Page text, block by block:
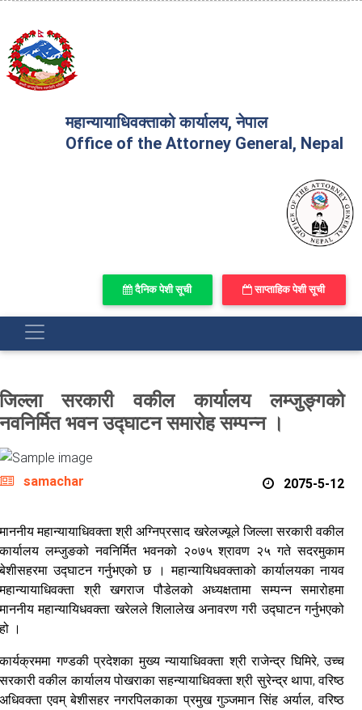
महान्यायाधिवक्ताको कार्यालय, नेपाल
Office of the Attorney General, Nepal
दैनिक पेशी सूची साप्ताहिक पेशी सूची
जिल्ला सरकारी वकील कार्यालय लम्जुङ्गको
नवनिर्मित भवन उद्घाटन समारोह सम्पन्न ।
samachar 2075-5-12
माननीय महान्यायाधिवक्ता श्री अग्निप्रसाद खरेलज्यूले जिल्ला सरकारी वकील
कार्यालय लम्जुङको नवनिर्मित भवनको २०७५ श्रावण २५ गते सदरमुकाम
बेशीसहरमा उद्घाटन गर्नुभएको छ । महान्यायिधवक्ताको कार्यालयका नायव
महान्यायाधिवक्ता श्री खगराज पौडेलको अध्यक्षतामा सम्पन्न समारोहमा
माननीय महान्यायिधवक्ता खरेलले शिलालेख अनावरण गरी उद्घाटन गर्नुभएको
हो ।
कार्यक्रममा गण्डकी प्रदेशका मुख्य न्यायाधिवक्ता श्री राजेन्द्र घिमिरे, उच्च
सरकारी वकील कार्यालय पोखराका सहन्यायाधिवक्ता श्री सुरेन्द्र थापा, वरिष्ठ
अधिवक्ता एवम् बेशीसहर नगरपिलकाका प्रमुख गुञ्जमान सिंह अर्याल, वरिष्ठ